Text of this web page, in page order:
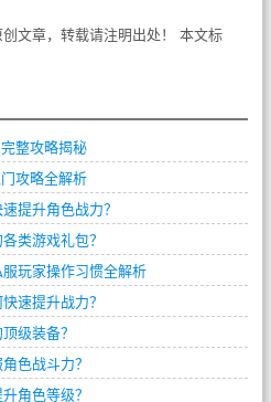
文章，转载请注明出处！ 本文标
整攻略揭秘
攻略全解析
提升角色战力？
类游戏礼包？
玩家操作习惯全解析
速提升战力？
级装备？
色战斗力？
角色等级？